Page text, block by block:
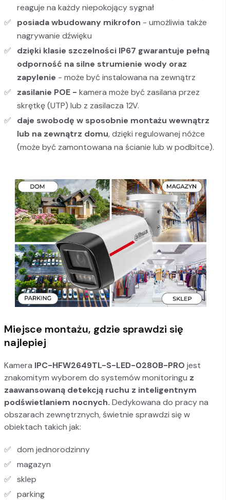
reaguje na każdy niepokojący sygnał
posiada wbudowany mikrofon - umożliwia także
nagrywanie dźwięku
dzięki klasie szczelności IP67 gwarantuje pełną
odporność na silne strumienie wody oraz
zapylenie - może być instalowana na zewnątrz
zasilanie POE - kamera może być zasilana przez
skrętkę (UTP) lub z zasilacza 12V.
daje swobodę w sposobnie montażu wewnątrz
lub na zewnątrz domu, dzięki regulowanej nóżce
(może być zamontowana na ścianie lub w podbitce).
Miejsce montażu, gdzie sprawdzi się
najlepiej
Kamera IPC-HFW2649TL-S-LED-0280B-PRO jest
znakomitym wyborem do systemów monitoringu z
zaawansowaną detekcją ruchu z inteligentnym
podświetlaniem nocnych. Dedykowana do pracy na
obszarach zewnętrznych, świetnie sprawdzi się w
obiektach takich jak:
dom jednorodzinny
magazyn
sklep
parking